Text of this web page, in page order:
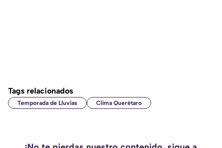
Tags relacionados
Temporada de Lluvias Clima Querétaro